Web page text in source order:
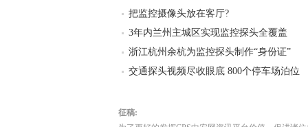
把监控摄像头放在客厅?
3年内兰州主城区实现监控探头全覆盖
浙江杭州余杭为监控探头制作“身份证”
交通探头视频尽收眼底 800个停车场泊位
征稿: